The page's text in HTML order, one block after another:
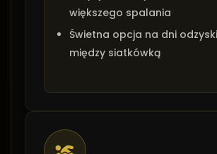
większego spalania
Świetna opcja na dni
między siatkówką